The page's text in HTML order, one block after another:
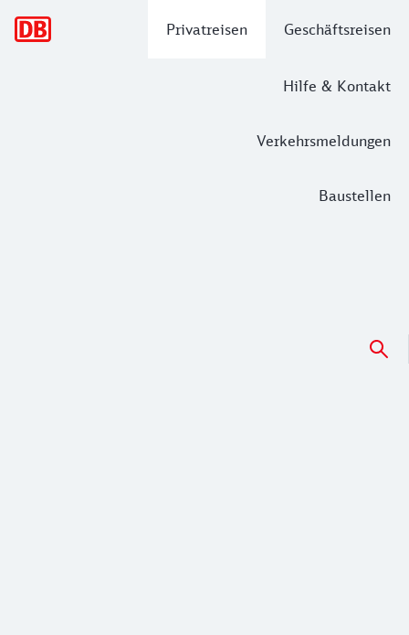
Privatreisen Geschäftsreisen
Hilfe & Kontakt
Verkehrsmeldungen
Baustellen